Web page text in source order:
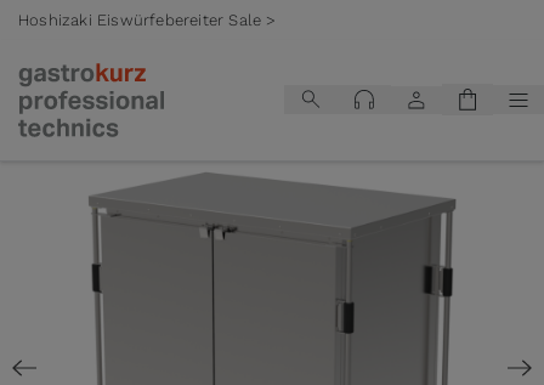
Hoshizaki Eiswürfebereiter Sale >